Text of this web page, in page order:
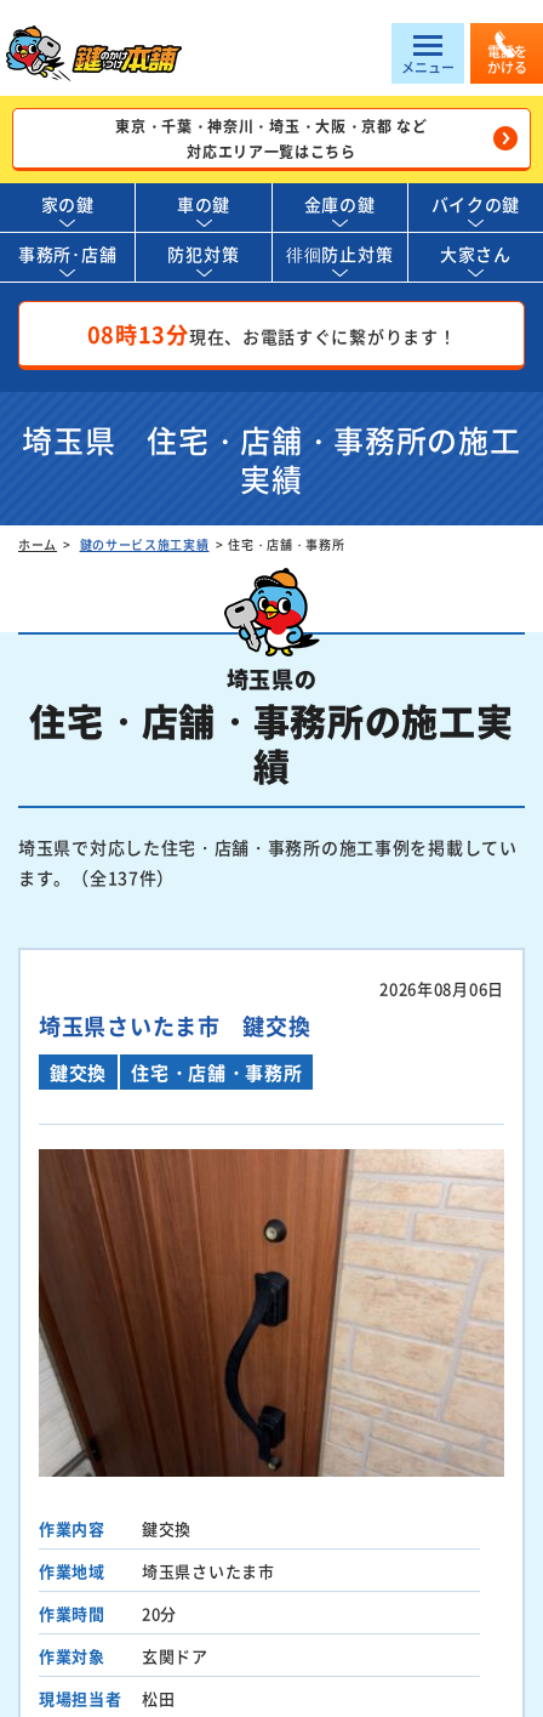
メニュー
電話を
かける
東京・千葉・神奈川・埼玉・大阪・京都 など
対応エリア一覧はこちら
家の鍵 車の鍵 金庫の鍵 バイクの鍵
事務所･店舗 防犯対策 徘徊防止対策 大家さん
08時13分現在、お電話すぐに繋がります！
埼玉県 住宅・店舗・事務所の施工
実績
ホーム 鍵のサービス施工実績 住宅・店舗・事務所
埼玉県の
住宅・店舗・事務所の施工実
績
埼玉県で対応した住宅・店舗・事務所の施工事例を掲載してい
ます。（全137件）
2026年08月06日
埼玉県さいたま市 鍵交換
鍵交換 住宅・店舗・事務所
作業内容
鍵交換
作業地域
埼玉県さいたま市
作業時間
20分
作業対象
玄関ドア
現場担当者
松田